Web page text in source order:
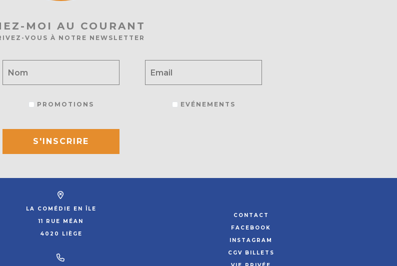
MOI AU COURANT
VOUS À NOTRE NEWSLETTER
PROMOTIONS EVÉNEMENTS
S'INSCRIRE
LA COMÉDIE EN ÎLE
11 RUE MÉAN
4020 LIÈGE
CONTACT
FACEBOOK
INSTAGRAM
CGV BILLETS